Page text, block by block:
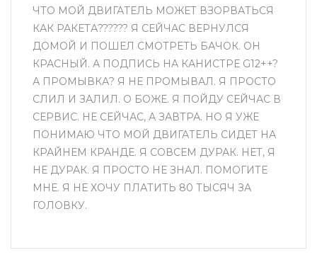
ЧТО МОЙ ДВИГАТЕЛЬ МОЖЕТ ВЗОРВАТЬСЯ
КАК РАКЕТА?????? Я СЕЙЧАС ВЕРНУЛСЯ
ДОМОЙ И ПОШЕЛ СМОТРЕТЬ БАЧОК. ОН
КРАСНЫЙ. А ПОДПИСЬ НА КАНИСТРЕ G12++?
А ПРОМЫВКА? Я НЕ ПРОМЫВАЛ. Я ПРОСТО
СЛИЛ И ЗАЛИЛ. О БОЖЕ. Я ПОЙДУ СЕЙЧАС В
СЕРВИС. НЕ СЕЙЧАС, А ЗАВТРА. НО Я УЖЕ
ПОНИМАЮ ЧТО МОЙ ДВИГАТЕЛЬ СИДЕТ НА
КРАЙНЕМ КРАНДЕ. Я СОВСЕМ ДУРАК. НЕТ, Я
НЕ ДУРАК. Я ПРОСТО НЕ ЗНАЛ. ПОМОГИТЕ
МНЕ. Я НЕ ХОЧУ ПЛАТИТЬ 80 ТЫСЯЧ ЗА
ГОЛОВКУ.